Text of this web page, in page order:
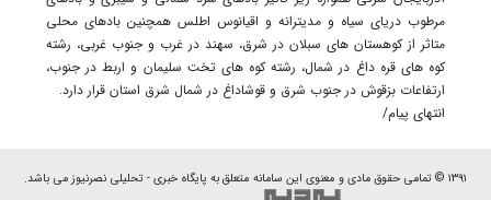
مرطوب دریای سیاه و مدیترانه و اقیانوس اطلس همچنین بادهای محلی
متاثر از کوهستان های سبلان در شرق، سهند در غرب و جنوب غربی، رشته
کوه های قره داغ در شمال، رشته کوه های تخت سلیمان و اربط در جنوب،
ارتفاعات بزقوش در جنوب شرق و قوشاداغ در شمال شرق استان قرار دارد.
انتهای پیام/
۱۳۹۱ © تمامی حقوق مادی و معنوی این سامانه متعلق به پایگاه خبری - تحلیلی نصرنیوز می باشد.